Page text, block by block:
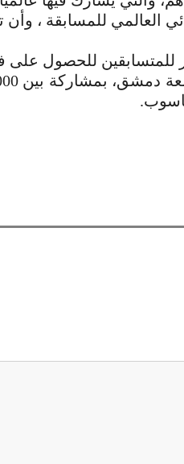
الطبيعي أن يصل فريق من جامعة دمشق
للمتسابقين للحصول